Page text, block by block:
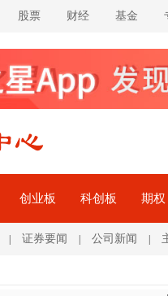
股票 财经 基金
创业板 科创板 期权
| 证券要闻 | 公司新闻 |